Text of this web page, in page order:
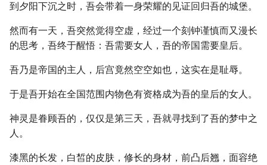
到夕阳下沉之时，吾会带着一身荣耀的见证回归吾的城堡。
然而有一天，吾突然觉得空虚，经过一个刻钟谨慎而又漫长
的思考，吾终于醒悟：吾需要女人，吾的帝国需要皇后。
吾乃是帝国的主人，后宫竟然空空如也，这实在是耻辱。
于是吾开始在全国范围内物色有资格成为吾的皇后的女人。
神灵是眷顾吾的，仅仅是第三天，吾就寻找到了吾的梦中之
人。
漆黑的长发，白皙的皮肤，修长的身材，前凸后翘，面容绝